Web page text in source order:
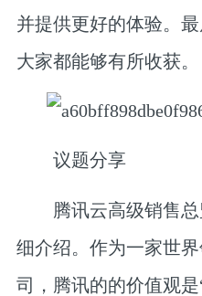
并提供更好的体验。
大家都能够有所收获。
议题分享
腾讯云高级销售
细介绍。作为一家世
司，腾讯的的价值观